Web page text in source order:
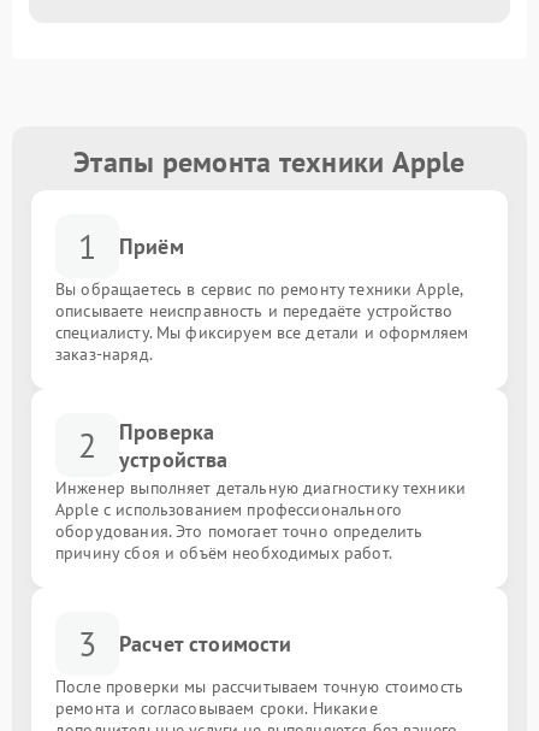
Этапы ремонта техники Apple
1 Приём
Вы обращаетесь в сервис по ремонту техники Apple,
описываете неисправность и передаёте устройство
специалисту. Мы фиксируем все детали и оформляем
заказ-наряд.
2
Проверка
устройства
Инженер выполняет детальную диагностику техники
Apple с использованием профессионального
оборудования. Это помогает точно определить
причину сбоя и объём необходимых работ.
3 Расчет стоимости
После проверки мы рассчитываем точную стоимость
ремонта и согласовываем сроки. Никакие